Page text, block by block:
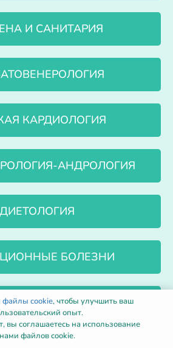
И САНИТАРИЯ
КАРДИОЛОГИЯ
АНДРОЛОГИЯ
ДИЕТОЛОГИЯ
БОЛЕЗНИ
файлы cookie, чтобы улучшить ваш
опыт.
вы соглашаетесь на использование
нами файлов cookie.